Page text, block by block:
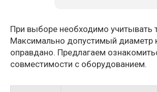
При выборе необходимо учитывать
Максимально допустимый диаметр
оправдано. Предлагаем
совместимости с оборудованием.